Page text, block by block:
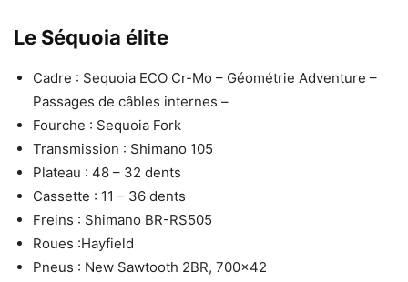
Le Séquoia élite
Cadre : Sequoia ECO Cr-Mo – Géométrie Adventure –
Passages de câbles internes –
Fourche : Sequoia Fork
Transmission : Shimano 105
Plateau : 48 – 32 dents
Cassette : 11 – 36 dents
Freins : Shimano BR-RS505
Roues :Hayfield
Pneus : New Sawtooth 2BR, 700×42